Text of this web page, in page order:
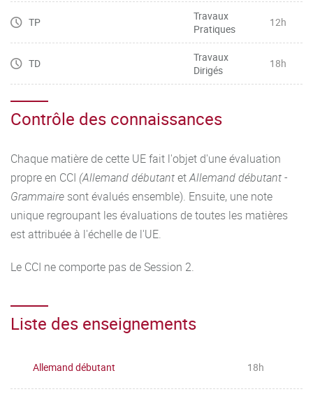
TP
Travaux
Pratiques
12h
TD
Travaux
Dirigés
18h
Contrôle des connaissances
Chaque matière de cette UE fait l'objet d'une évaluation
propre en CCI (Allemand débutantetAllemand débutant -
Grammaire sont évalués ensemble). Ensuite, une note
unique regroupant les évaluations de toutes les matières
est attribuée à l'échelle de l'UE.
Le CCI ne comporte pas de Session 2.
Liste des enseignements
Allemand débutant 18h